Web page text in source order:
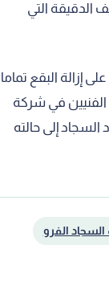
الدقيقة التي
إزالة البقع تماما
الفنيين في شركة
إلى حالته
الفرو